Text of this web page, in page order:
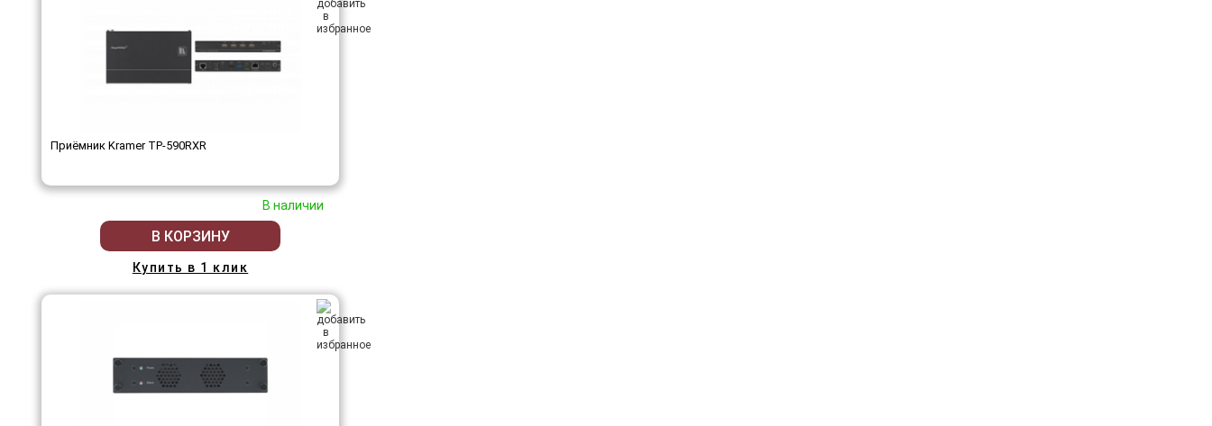
Приёмник Kramer TP-590RXR
В наличии
В КОРЗИНУ
Купить в 1 клик